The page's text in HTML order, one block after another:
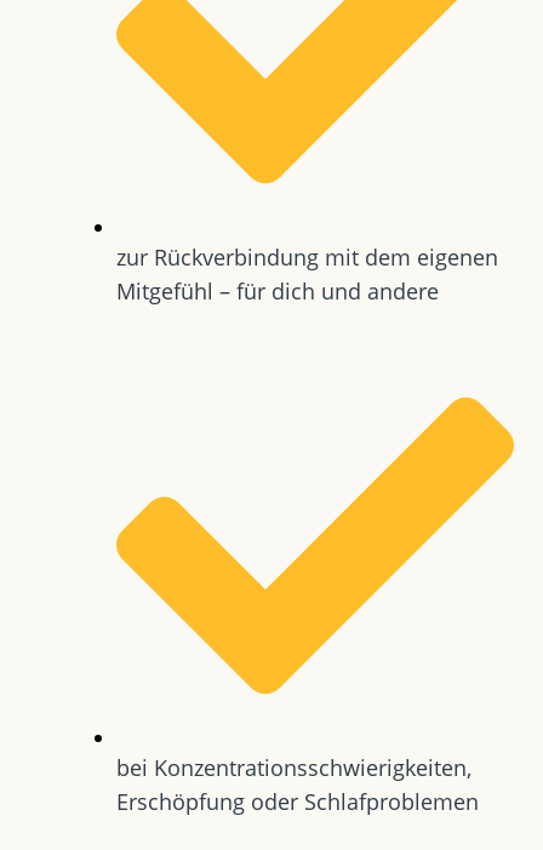
zur Rückverbindung mit dem eigenen
Mitgefühl – für dich und andere
bei Konzentrationsschwierigkeiten,
Erschöpfung oder Schlafproblemen